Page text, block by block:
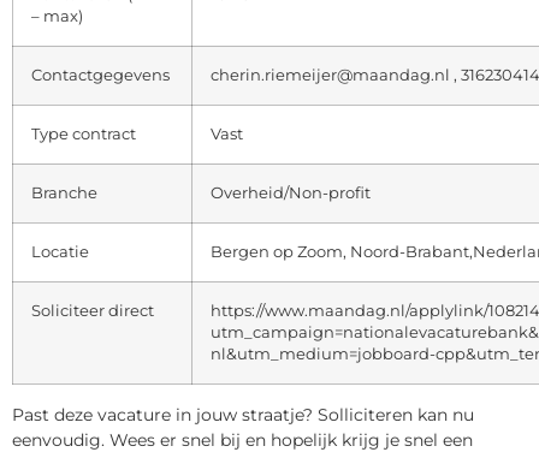
– max)
Contactgegevens cherin.riemeijer@maandag.nl ,
Type contract Vast
Branche Overheid/Non-profit
Locatie Bergen op Zoom, Noord-
Soliciteer direct
https://www.maandag.nl/applylink/
nl&utm_medium=jobboard-
Past deze vacature in jouw straatje? Solliciteren kan nu
eenvoudig. Wees er snel bij en hopelijk krijg je snel een